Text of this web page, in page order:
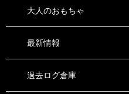
大人のおもちゃ
最新情報
過去ログ倉庫